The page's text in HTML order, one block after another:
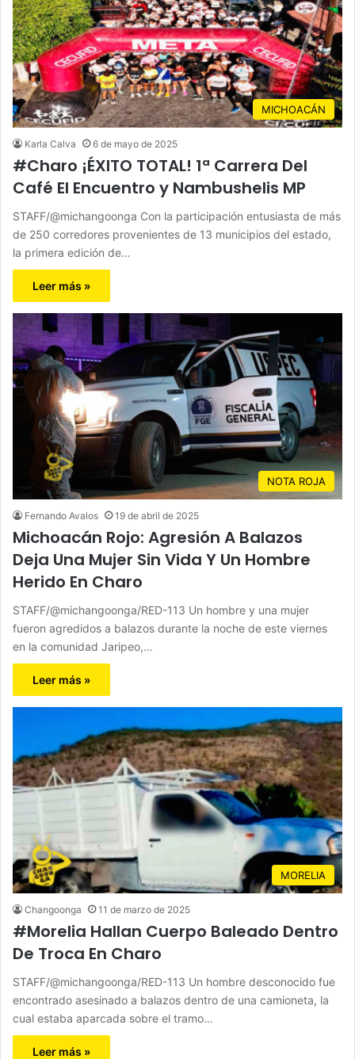
MICHOACÁN
Karla Calva 6 de mayo de 2025
#Charo ¡ÉXITO TOTAL! 1ª Carrera Del
Café El Encuentro y Nambushelis MP
STAFF/@michangoonga Con la participación entusiasta de más
de 250 corredores provenientes de 13 municipios del estado,
la primera edición de…
Leer más »
NOTA ROJA
Fernando Avalos 19 de abril de 2025
Michoacán Rojo: Agresión A Balazos
Deja Una Mujer Sin Vida Y Un Hombre
Herido En Charo
STAFF/@michangoonga/RED-113 Un hombre y una mujer
fueron agredidos a balazos durante la noche de este viernes
en la comunidad Jaripeo,…
Leer más »
MORELIA
Changoonga 11 de marzo de 2025
#Morelia Hallan Cuerpo Baleado Dentro
De Troca En Charo
STAFF/@michangoonga/RED-113 Un hombre desconocido fue
encontrado asesinado a balazos dentro de una camioneta, la
cual estaba aparcada sobre el tramo…
Leer más »